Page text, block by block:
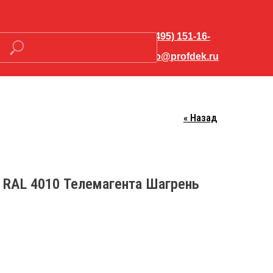
+7 (495) 151-16-
hello@profdek.ru
« Назад
4010 Телемагента Шагрень